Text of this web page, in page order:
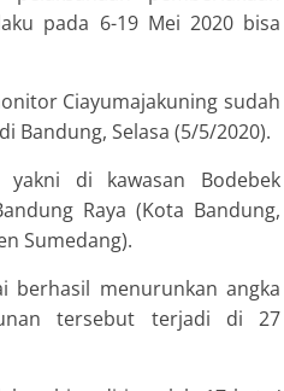
pada 6-19 Mei 2020 bisa
Ciayumajakuning sudah
Bandung, Selasa (5/5/2020).
di kawasan Bodebek
Raya (Kota Bandung,
Sumedang).
berhasil menurunkan angka
tersebut terjadi di 27